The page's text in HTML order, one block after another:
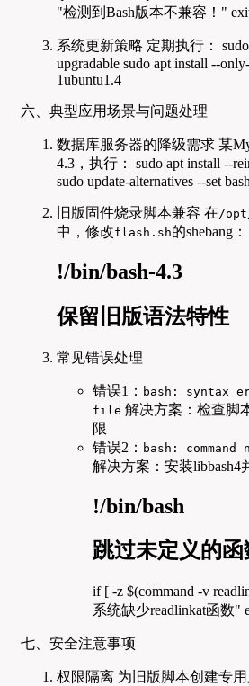
"检测到Bash版本不兼容！"
系统更新策略 定期执行： sudo
upgradable sudo apt install --
1ubuntu1.4
六、典型应用场景与问题处理
数据库服务器的降级需求 某
4.3，执行： sudo apt install --
sudo update-alternatives --set
旧版固件烧录脚本兼容 在 /
中，修改flash.sh的shebang：
!/bin/bash-4.3
保留旧版语法特性
常见错误处理
错误1： bash: syntax
file 解决方案：检查脚
限
错误2： bash:
解决方案：安装libbash4
!/bin/bash
跳过未定义的函
if [ -z $(command -v
系统缺少readlinkat函数"
七、安全注意事项
权限隔离 为旧版脚本创建专用